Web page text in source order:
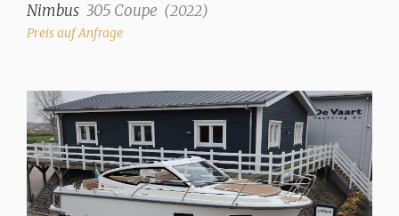
Decksabsaugung
Drucksystem
Warmwasser
✓
Duschen
Nimbus 305 Coupe (2022)
Preis auf Anfrage